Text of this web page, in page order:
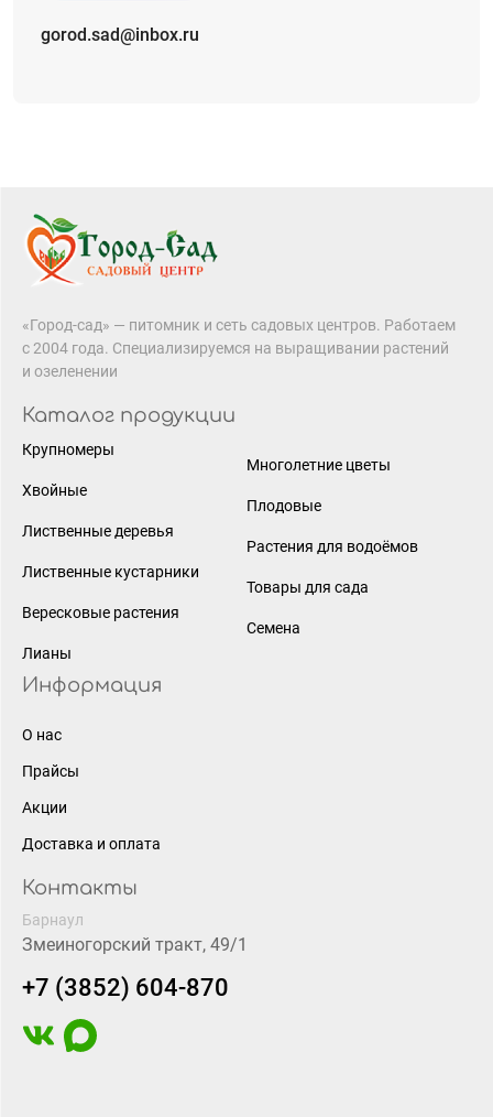
gorod.sad@inbox.ru
«Город-сад» — питомник и сеть садовых центров. Работаем
с 2004 года. Специализируемся на выращивании растений
и озеленении
Каталог продукции
Крупномеры
Хвойные
Лиственные деревья
Лиственные кустарники
Вересковые растения
Лианы
Многолетние цветы
Плодовые
Растения для водоёмов
Товары для сада
Семена
Информация
О нас
Прайсы
Акции
Доставка и оплата
Контакты
Барнаул
Змеиногорский тракт, 49/1
+7 (3852) 604-870